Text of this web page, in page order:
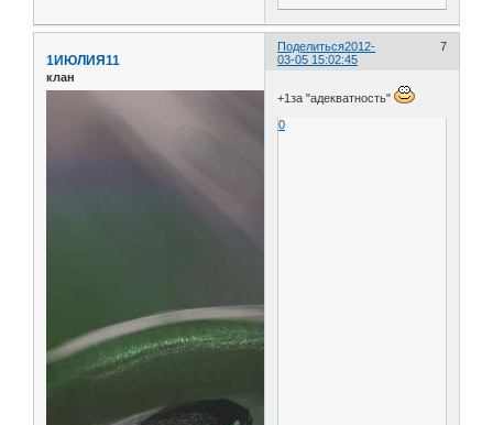
Поделиться 7
2012-
03-05 15:02:45
1ИЮЛИЯ11
клан
+1за "адекватность"
0